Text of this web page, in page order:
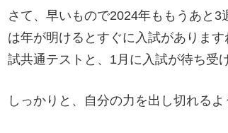
さて、早いもので2024年ももうあと
は年が明けるとすぐに入試がありま
試共通テストと、1月に入試が待ち受
しっかりと、自分の力を出し切れる